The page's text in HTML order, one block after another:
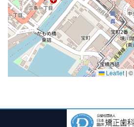
Leaflet | ©